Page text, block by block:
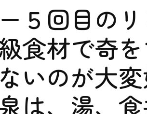
５回目の
食材で奇
いのが大変
は、湯、